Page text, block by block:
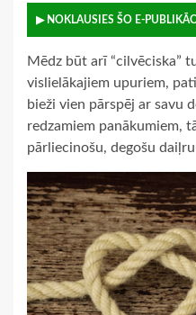
▶ NOKLAUSIES ŠO E-
Mēdz būt arī “cilvēciska”
vislielākajiem upuriem,
bieži vien pārspēj ar savu
redzamiem panākumiem,
pārliecinošu, degošu